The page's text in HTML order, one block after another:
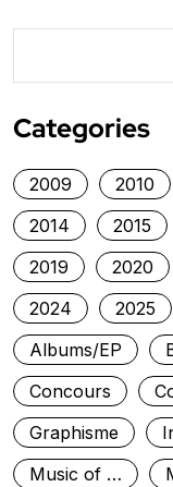
Categories
2009 2010
2014
2015
2019
2020
2024
2025
Albums/EP
Concours
Graphisme
Music of …